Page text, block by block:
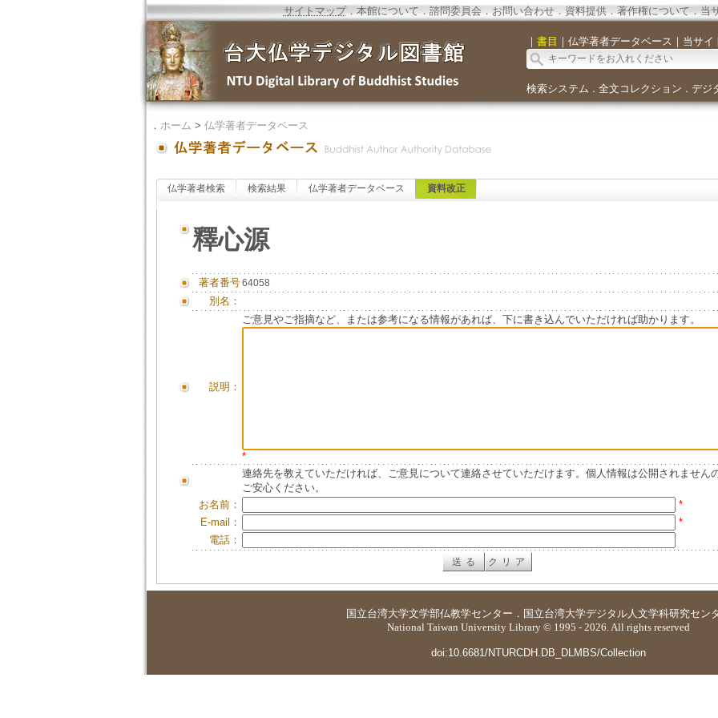
サイトマップ．本館について．諮問委員会． お問い合わせ． 資料提供．著作権について．当
｜ 書目 ｜ 仏学著者データベース ｜ 当サイ
検索システム ． 全文コレクション ． デジ
． ホーム > 仏学著者データベース
仏学著者検索 検索結果 仏学著者データベース 資料改正
釋心源
著者番号64058
別名：
説明：
ご意見やご指摘など、または参考になる情報があれば、下に書き込んでいただければ助かります。
*
連絡先を教えていただければ、ご意見について連絡させていただけます。個人情報は公開されません
ご安心ください。
お名前：
*
E-mail：
*
電話：
国立台湾大学文学部仏教学センター ． 国立台湾大学デジタル人文学科研究セン
National Taiwan University Library © 1995 - 2026. All rights reserved
doi:10.6681/NTURCDH.DB_DLMBS/Collection